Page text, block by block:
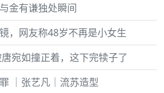
金有谦独处瞬间
，网友称48岁不再是小女生
宛如撞正着，这下完犊子了
｜张艺凡｜流苏造型